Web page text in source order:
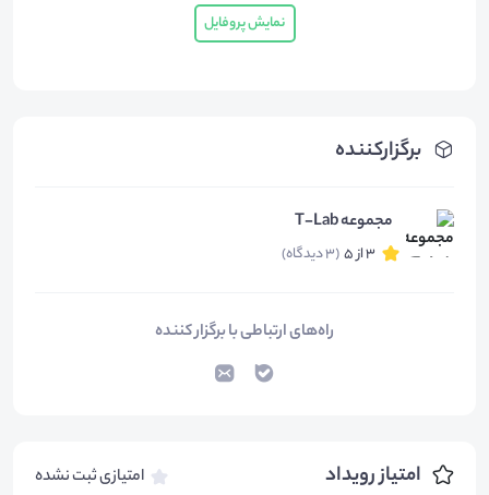
برگزارکننده
مجموعه T-Lab
3 از 5 (3 دیدگاه)
راه‌های ارتباطی با برگزار کننده
امتیاز رویداد امتیازی ثبت نشده
نمایش پروفایل